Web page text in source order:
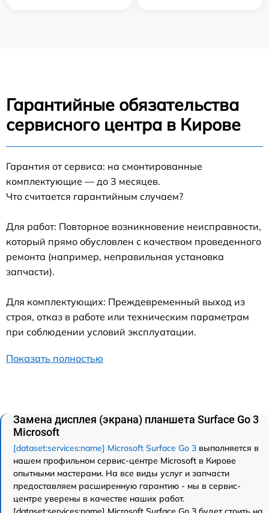
Гарантийные обязательства
сервисного центра в Кирове
Гарантия от сервиса: на смонтированные
комплектующие — до 3 месяцев.
Что считается гарантийным случаем?
Для работ: Повторное возникновение неисправности,
который прямо обусловлен с качеством проведенного
ремонта (например, неправильная установка
запчасти).
Для комплектующих: Преждевременный выход из
строя, отказ в работе или техническим параметрам
при соблюдении условий эксплуатации.
Показать полностью
Замена дисплея (экрана) планшета Surface Go 3
Microsoft
[dataset:services:name] Microsoft Surface Go 3 выполняется в
нашем профильном сервис-центре Microsoft в Кирове
опытными мастерами. На все виды услуг и запчасти
предоставляем расширенную гарантию - мы в сервис-
центре уверены в качестве наших работ.